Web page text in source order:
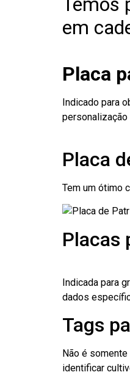
em
Placa
Indicado para
personalização
Placa
Tem um ótimo
Placas
Indicada para
dados
Tags
Não é
identificar